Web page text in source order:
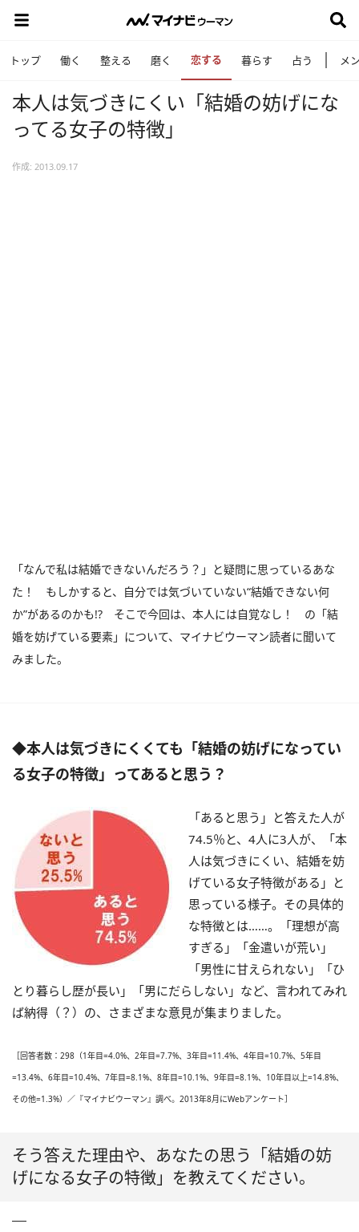
トップ 働く 整える 磨く 恋する 暮らす 占う メ
本人は気づきにくい「結婚の妨げにな
ってる女子の特徴」
作成: 2013.09.17
「なんで私は結婚できないんだろう？」と疑問に思っているあな
た！ もしかすると、自分では気づいていない“結婚できない何
か”があるのかも!? そこで今回は、本人には自覚なし！ の「結
婚を妨げている要素」について、マイナビウーマン読者に聞いて
みました。
◆本人は気づきにくくても「結婚の妨げになってい
る女子の特徴」ってあると思う？
「あると思う」と答えた人が
74.5％と、4人に3人が、「本
人は気づきにくい、結婚を妨
げている女子特徴がある」と
思っている様子。その具体的
な特徴とは……。「理想が高
すぎる」「金遣いが荒い」
「男性に甘えられない」「ひ
とり暮らし歴が長い」「男にだらしない」など、言われてみれ
ば納得（？）の、さまざまな意見が集まりました。
［回答者数：298（1年目=4.0%、2年目=7.7%、3年目=11.4%、4年目=10.7%、5年目
=13.4%、6年目=10.4%、7年目=8.1%、8年目=10.1%、9年目=8.1%、10年目以上=14.8%、
その他=1.3%）／『マイナビウーマン』調べ。2013年8月にWebアンケート］
そう答えた理由や、あなたの思う「結婚の妨
げになる女子の特徴」を教えてください。